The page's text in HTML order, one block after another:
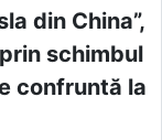
din China”,
schimbul
confruntă la